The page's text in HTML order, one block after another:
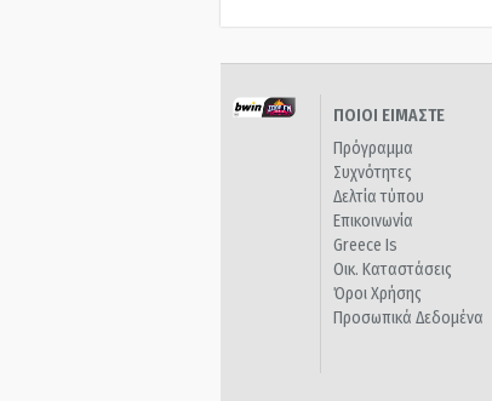
ΠΟΙΟΙ ΕΙΜΑΣΤΕ
Πρόγραμμα
Συχνότητες
Δελτία τύπου
Επικοινωνία
Greece Is
Οικ. Καταστάσεις
Όροι Χρήσης
Προσωπικά Δεδομένα